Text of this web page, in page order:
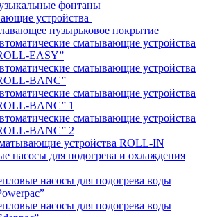
фонтаны
устройства
пузырьковое покрытие
сматывающие устройства
EASY”
сматывающие устройства
BANC”
сматывающие устройства
BANC” 1
сматывающие устройства
BANC” 2
устройства ROLL-IN
насосы для подогрева и охлаждения
насосы для подогрева воды
насосы для подогрева воды